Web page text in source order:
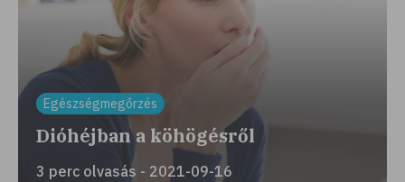
Egészségmegőrzés
Dióhéjban a köhögésről
3 perc olvasás - 2021-09-16